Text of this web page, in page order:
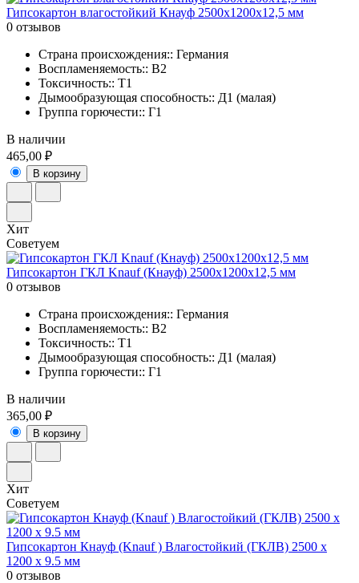
Гипсокартон влагостойкий Кнауф 2500х1200х12,5 мм
0 отзывов
Страна происхождения:: Германия
Воспламеняемость:: В2
Токсичность:: Т1
Дымообразующая способность:: Д1 (малая)
Группа горючести:: Г1
В наличии
465,00 ₽
В корзину
Хит
Советуем
Гипсокартон ГКЛ Knauf (Кнауф) 2500х1200х12,5 мм
0 отзывов
Страна происхождения:: Германия
Воспламеняемость:: В2
Токсичность:: Т1
Дымообразующая способность:: Д1 (малая)
Группа горючести:: Г1
В наличии
365,00 ₽
В корзину
Хит
Советуем
Гипсокартон Кнауф (Knauf ) Влагостойкий (ГКЛВ) 2500 х
1200 х 9.5 мм
0 отзывов